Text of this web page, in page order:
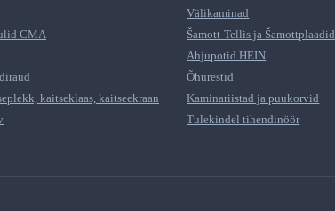
Välikaminad
CMA Šamott-Tellis ja Šamottplaadid
Ahjupotid HEIN
Õhurestid
kaitseklaas, kaitseekraan Kaminariistad ja puukorvid
Tulekindel tihendinöör